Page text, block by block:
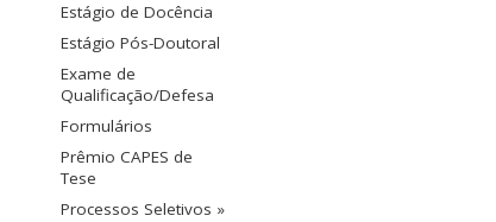
Estágio de Docência
Estágio Pós-Doutoral
Exame de
Qualificação/Defesa
Formulários
Prêmio CAPES de
Tese
Processos Seletivos »